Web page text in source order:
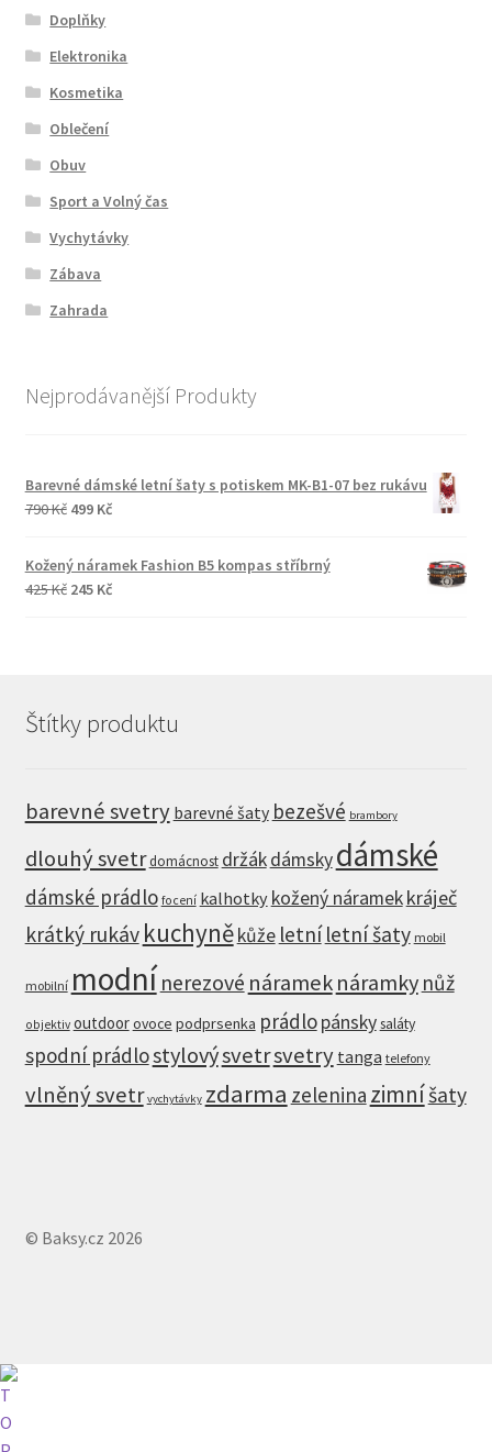
Doplňky
Elektronika
Kosmetika
Oblečení
Obuv
Sport a Volný čas
Vychytávky
Zábava
Zahrada
Nejprodávanější Produkty
Barevné dámské letní šaty s potiskem MK-B1-07 bez rukávu
790Kč Původní
byla:
790 Kč.
499 KčAktuální
499 Kč.
Kožený náramek Fashion B5 kompas stříbrný
425Kč Původní
245 KčAktuální
Štítky produktu
barevné svetry barevné šaty bezešvé brambory
dlouhý svetr domácnost držákdámskydámské
dámské prádlo focení kalhotky kožený náramekkráječ
krátký rukáv kuchyněkůže letní letní šaty mobil
mobilní modní nerezové náramek náramky nůž
objektiv outdoorovoce podprsenka prádlopánskysaláty
spodní prádlostylovýsvetrsvetry tanga telefony
vlněný svetr vychytávky zdarma zelenina zimníšaty
© Baksy.cz 2026